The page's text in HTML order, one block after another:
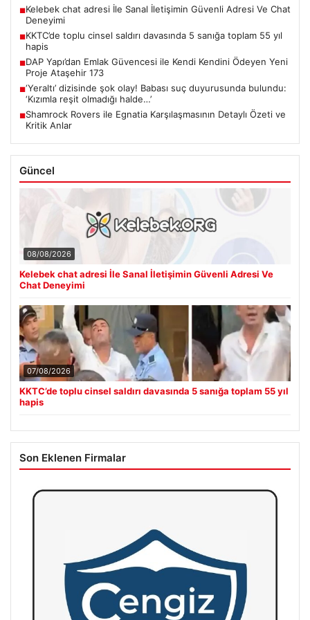
■Kelebek chat adresi İle Sanal İletişimin Güvenli Adresi Ve Chat
Deneyimi
■KKTC’de toplu cinsel saldırı davasında 5 sanığa toplam 55 yıl
hapis
■DAP Yapı’dan Emlak Güvencesi ile Kendi Kendini Ödeyen Yeni
Proje Ataşehir 173
■‘Yeraltı’ dizisinde şok olay! Babası suç duyurusunda bulundu:
‘Kızımla reşit olmadığı halde…’
■Shamrock Rovers ile Egnatia Karşılaşmasının Detaylı Özeti ve
Kritik Anlar
Güncel
08/08/2026
Kelebek chat adresi İle Sanal İletişimin Güvenli Adresi Ve
Chat Deneyimi
07/08/2026
KKTC’de toplu cinsel saldırı davasında 5 sanığa toplam 55 yıl
hapis
Son Eklenen Firmalar